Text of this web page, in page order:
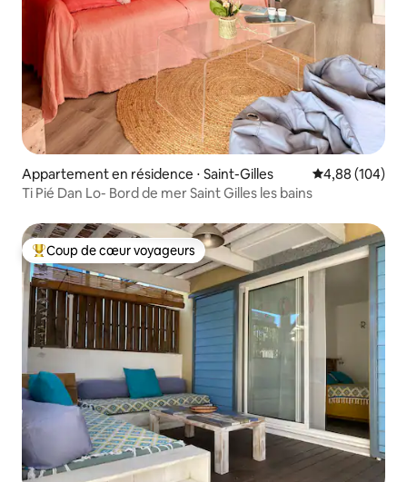
Appartement en résidence ⋅ Saint-Gilles Évaluation
4,88 (104)
Ti Pié Dan Lo- Bord de mer Saint Gilles les bains
Coups de cœur voyageurs les plus appréciés
Coup de cœur voyageurs